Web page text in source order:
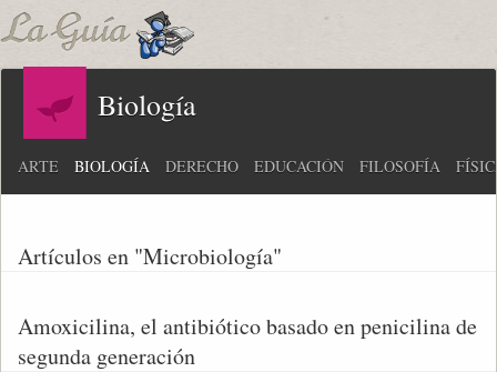
Biología
ARTE BIOLOGÍA DERECHO EDUCACIÓN FILOSOFÍA
Artículos en "Microbiología"
Amoxicilina, el antibiótico basado en penicilina de
segunda generación